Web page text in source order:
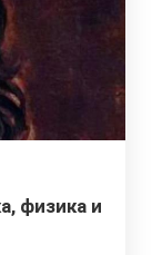
физика и